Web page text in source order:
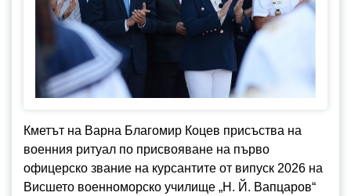
Кметът на Варна Благомир Коцев присъства на
военния ритуал по присвояване на първо
офицерско звание на курсантите от випуск 2026 на
Висшето военноморско училище „Н. Й. Вапцаров“